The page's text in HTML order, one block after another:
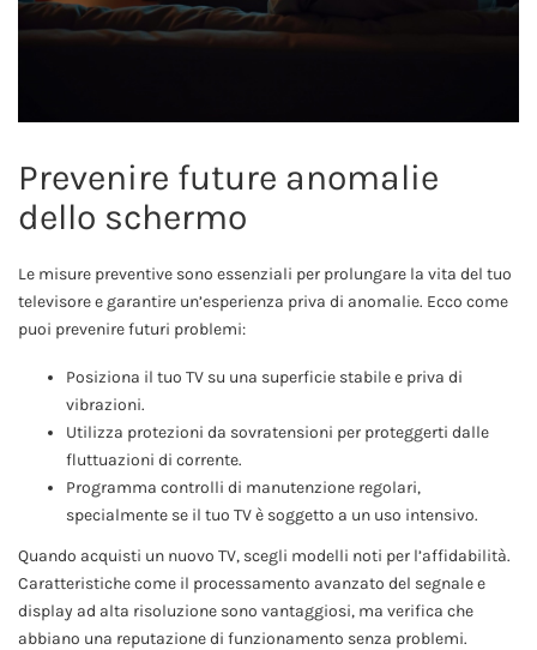
Prevenire future anomalie
dello schermo
Le misure preventive sono essenziali per prolungare la vita del tuo
televisore e garantire un’esperienza priva di anomalie. Ecco come
puoi prevenire futuri problemi:
Posiziona il tuo TV su una superficie stabile e priva di
vibrazioni.
Utilizza protezioni da sovratensioni per proteggerti dalle
fluttuazioni di corrente.
Programma controlli di manutenzione regolari,
specialmente se il tuo TV è soggetto a un uso intensivo.
Quando acquisti un nuovo TV, scegli modelli noti per l’affidabilità.
Caratteristiche come il processamento avanzato del segnale e
display ad alta risoluzione sono vantaggiosi, ma verifica che
abbiano una reputazione di funzionamento senza problemi.